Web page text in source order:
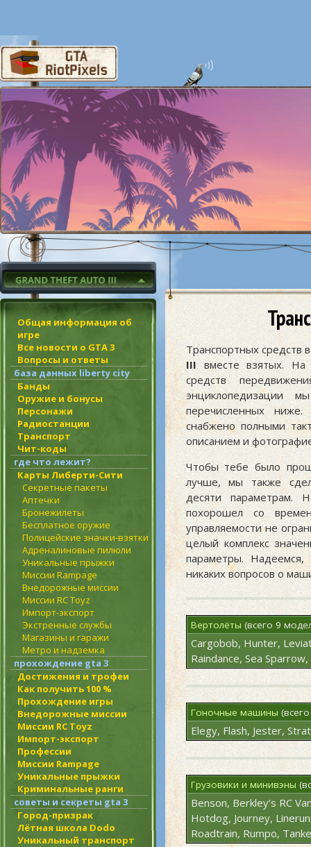
Общая информация об
игре
Все новости о GTA 3
Вопросы и ответы
база данных liberty city
Банды
Оружие и бонусы
Персонажи
Радиостанции
Транспорт
Чит-коды
где что лежит?
Карты Либерти-Сити
Секретные пакеты
Аптечки
Бронежилеты
Бесплатное оружие
Полицейские значки-взятки
Адреналиновые пилюли
Уникальные прыжки
Миссии Rampage
Внедорожные миссии
Миссии RC Toyz
Импорт-экспорт
Экстренные службы
Магазины и гаражи
Метро и надземка
прохождение gta 3
Достижения и трофеи
Как получить 100 %
Прохождение игры
Внедорожные миссии
Миссии RC Toyz
Импорт-экспорт
Профессии
Миссии Rampage
Уникальные прыжки
Криминальные ранги
советы и секреты gta 3
Город-призрак
Лётная школа Dodo
Уникальный транспорт
Транспортных средств
IIIвместе взятых. На
средств
энциклопедизации
перечисленных ниже.
снабжено полными
описанием и
Чтобы тебе было
лучше, мы также
деcяти
похорошел со
управляемости не
целый комплекс
параметры.
никаких вопросов о
Вертолёты (всего 9
Cargobob, Hunter,
Raindance, Sea
Гоночные машины
Elegy, Flash, Jester,
Грузовики и минивэны
Benson, Berkley’s RC
Hotdog, Journey,
Roadtrain, Rumpo,